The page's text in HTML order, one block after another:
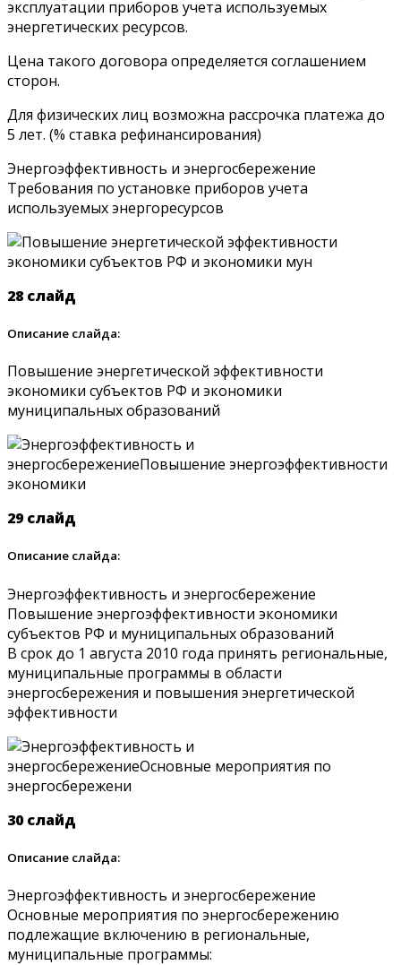
эксплуатации приборов учета используемых
энергетических ресурсов.
Цена такого договора определяется соглашением
сторон.
Для физических лиц возможна рассрочка платежа до
5 лет. (% ставка рефинансирования)
Энергоэффективность и энергосбережение
Требования по установке приборов учета
используемых энергоресурсов
28 слайд
Описание слайда:
Повышение энергетической эффективности
экономики субъектов РФ и экономики
муниципальных образований
29 слайд
Описание слайда:
Энергоэффективность и энергосбережение
Повышение энергоэффективности экономики
субъектов РФ и муниципальных образований
В срок до 1 августа 2010 года принять региональные,
муниципальные программы в области
энергосбережения и повышения энергетической
эффективности
30 слайд
Описание слайда:
Энергоэффективность и энергосбережение
Основные мероприятия по энергосбережению
подлежащие включению в региональные,
муниципальные программы: